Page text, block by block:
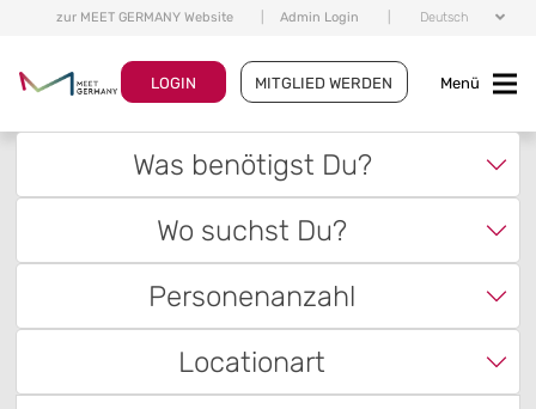
zur MEET GERMANY Website Admin Login Deutsch
LOGIN MITGLIED WERDEN Menü
Was benötigst Du?
Wo suchst Du?
Personenanzahl
Locationart